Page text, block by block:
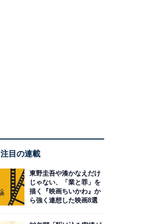
注目の連載
東野圭吾や湊かなえだけ
じゃない、「業と罪」を
描く『映画ちいかわ』か
ら強く連想した映画8選